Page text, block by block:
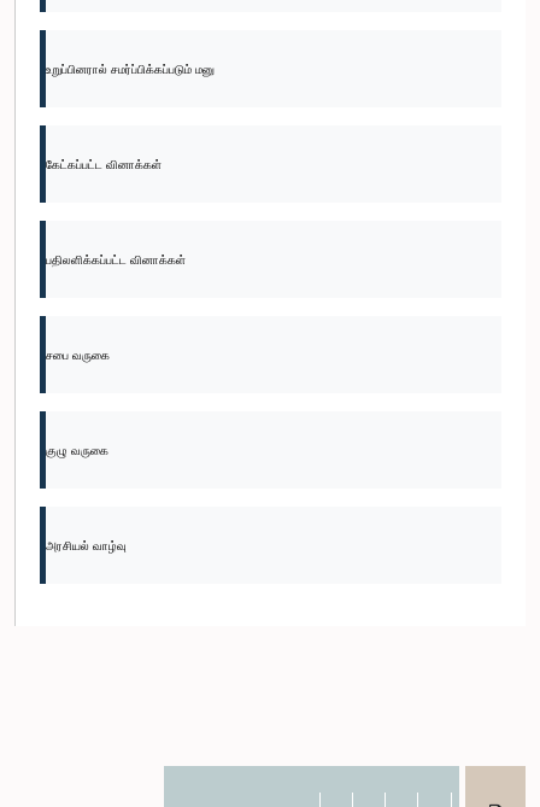
உறுப்பினரால் சமர்ப்பிக்கப்படும் மனு
கேட்கப்பட்ட வினாக்கள்
பதிலளிக்கப்பட்ட வினாக்கள்
சபை வருகை
குழு வருகை
அரசியல் வாழ்வு